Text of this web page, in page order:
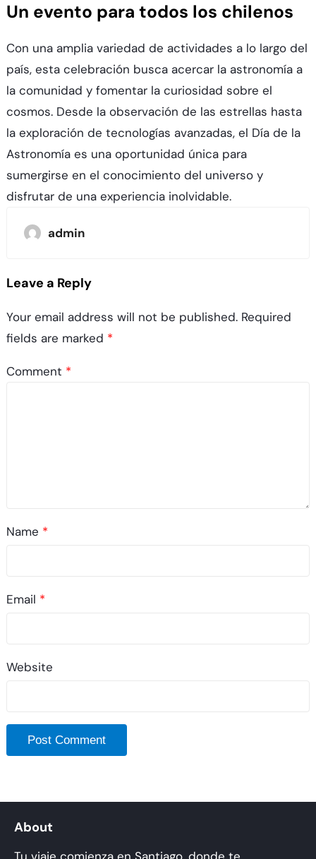
Un evento para todos los chilenos
Con una amplia variedad de actividades a lo largo del
país, esta celebración busca acercar la astronomía a
la comunidad y fomentar la curiosidad sobre el
cosmos. Desde la observación de las estrellas hasta
la exploración de tecnologías avanzadas, el Día de la
Astronomía es una oportunidad única para
sumergirse en el conocimiento del universo y
disfrutar de una experiencia inolvidable.
admin
Leave a Reply
Your email address will not be published. Required
fields are marked *
Comment *
Name *
Email *
Website
About